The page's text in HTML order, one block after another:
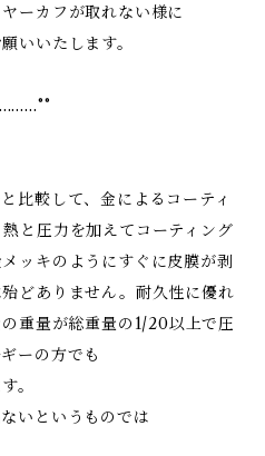
ーカフが取れない様に
いいたします。
比較して、金によるコーティ
と圧力を加えてコーティング
ッキのようにすぐに皮膜が剥
どありません。耐久性に優れ
重量が総重量の1/20以上で圧
ーの方でも
。
いというものでは